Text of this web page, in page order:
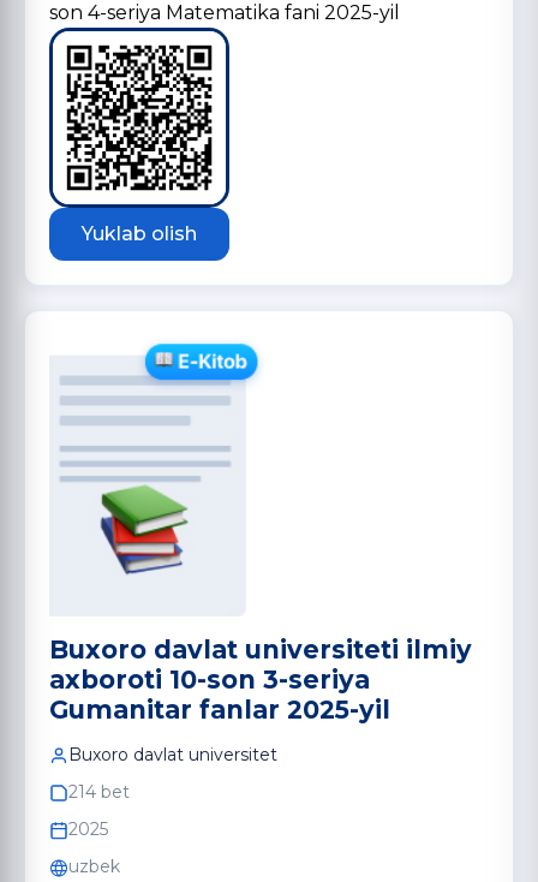
son 4-seriya Matematika fani 2025-yil
Yuklab olish
Buxoro davlat universiteti ilmiy
axboroti 10-son 3-seriya
Gumanitar fanlar 2025-yil
Buxoro davlat universitet
214 bet
2025
uzbek